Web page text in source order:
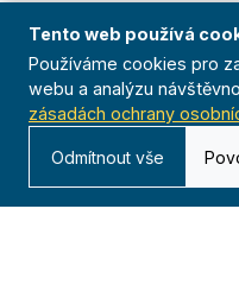
Tento web používá
Používáme cookies pro
webu a analýzu
zásadách ochrany
Odmítnout vše